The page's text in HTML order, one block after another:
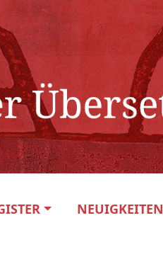
NEUIGKEITEN